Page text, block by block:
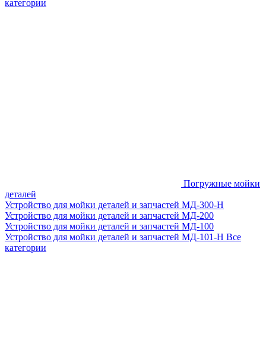
категории
Погружные мойки
деталей
Устройство для мойки деталей и запчастей МД-300-H
Устройство для мойки деталей и запчастей МД-200
Устройство для мойки деталей и запчастей МД-100
Устройство для мойки деталей и запчастей МД-101-Н Все
категории